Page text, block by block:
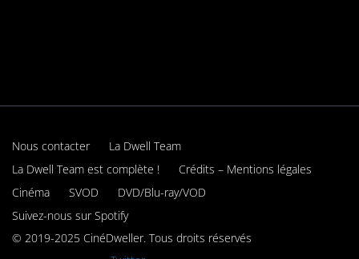
Nous contacter
La Dwell Team
La Dwell Team est complète !
Crédits – Mentions légales
Cinéma
SVOD
DVD/Blu-ray/VOD
Suivez-nous sur Spotify
© 2019-2025 CinéDweller. Tous droits réservés